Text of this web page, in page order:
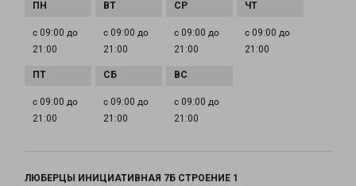
с 09:00 до
21:00
с 09:00 до
21:00
с 09:00 до
21:00
с 09:00 до
21:00
с 09:00 до
21:00
с 09:00 до
21:00
с 09:00 до
21:00
ЛЮБЕРЦЫ ИНИЦИАТИВНАЯ 7Б СТРОЕНИЕ 1